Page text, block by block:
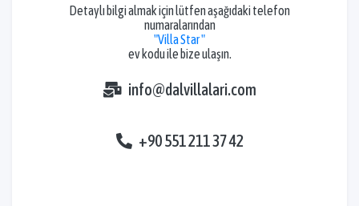
Detaylı bilgi almak için lütfen aşağıdaki telefon
numaralarından
"Villa Star "
ev kodu ile bize ulaşın.
info@dalvillalari.com
+90 551 211 37 42